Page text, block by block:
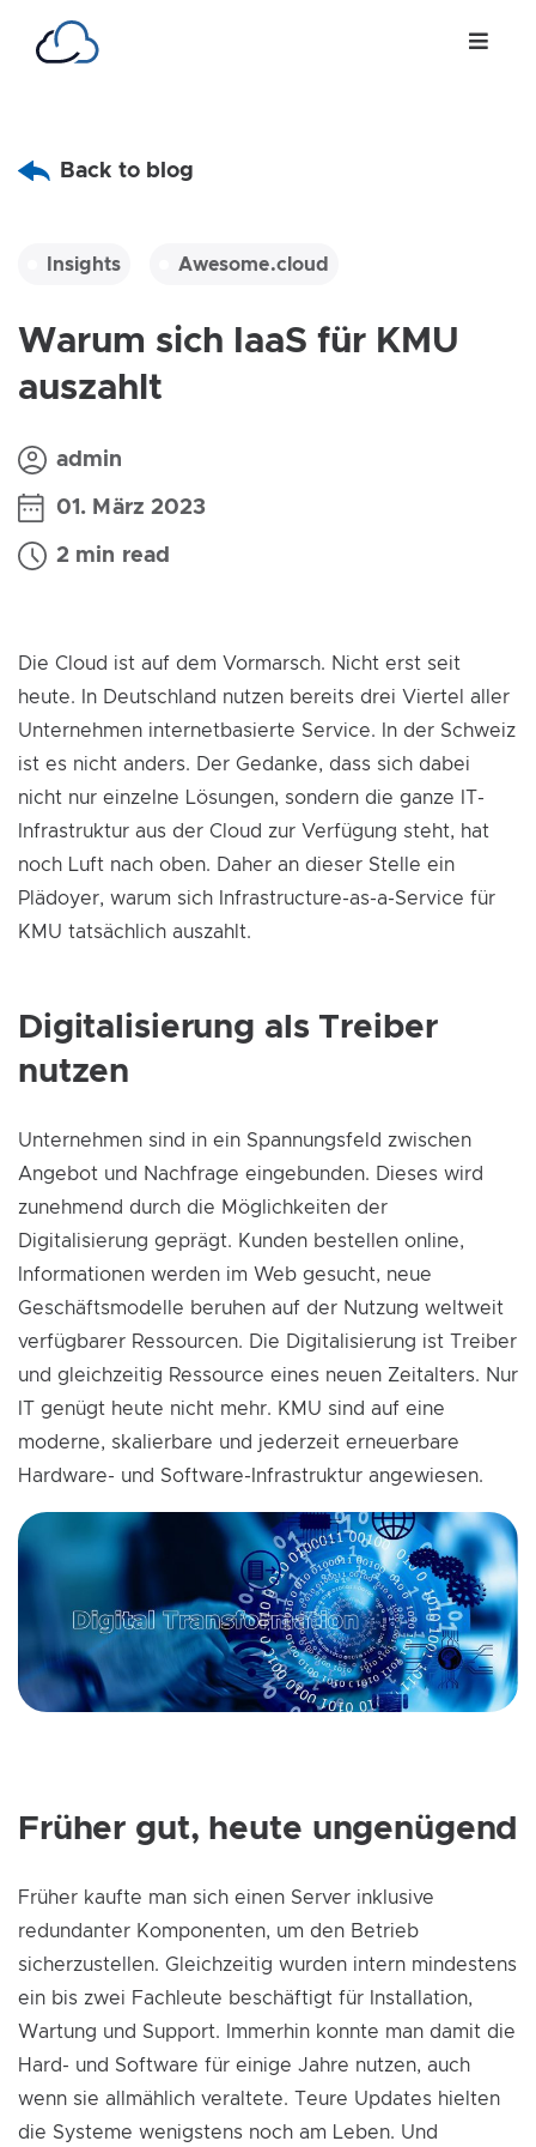
Back to blog
Insights Awesome.cloud
Warum sich IaaS für KMU
auszahlt
admin
01. März 2023
2 min read
Die Cloud ist auf dem Vormarsch. Nicht erst seit
heute. In Deutschland nutzen bereits drei Viertel aller
Unternehmen internetbasierte Service. In der Schweiz
ist es nicht anders. Der Gedanke, dass sich dabei
nicht nur einzelne Lösungen, sondern die ganze IT-
Infrastruktur aus der Cloud zur Verfügung steht, hat
noch Luft nach oben. Daher an dieser Stelle ein
Plädoyer, warum sich Infrastructure-as-a-Service für
KMU tatsächlich auszahlt.
Digitalisierung als Treiber
nutzen
Unternehmen sind in ein Spannungsfeld zwischen
Angebot und Nachfrage eingebunden. Dieses wird
zunehmend durch die Möglichkeiten der
Digitalisierung geprägt. Kunden bestellen online,
Informationen werden im Web gesucht, neue
Geschäftsmodelle beruhen auf der Nutzung weltweit
verfügbarer Ressourcen. Die Digitalisierung ist Treiber
und gleichzeitig Ressource eines neuen Zeitalters. Nur
IT genügt heute nicht mehr. KMU sind auf eine
moderne, skalierbare und jederzeit erneuerbare
Hardware- und Software-Infrastruktur angewiesen.
Früher gut, heute ungenügend
Früher kaufte man sich einen Server inklusive
redundanter Komponenten, um den Betrieb
sicherzustellen. Gleichzeitig wurden intern mindestens
ein bis zwei Fachleute beschäftigt für Installation,
Wartung und Support. Immerhin konnte man damit die
Hard- und Software für einige Jahre nutzen, auch
wenn sie allmählich veraltete. Teure Updates hielten
die Systeme wenigstens noch am Leben. Und